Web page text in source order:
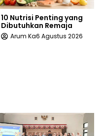
10 Nutrisi Penting yang
Dibutuhkan Remaja
Arum Ka6 Agustus 2026